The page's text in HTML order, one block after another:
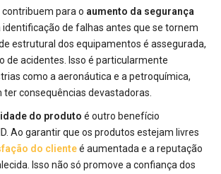
contribuem para o aumento da segurança
identificação de falhas antes que se tornem
estrutural dos equipamentos é assegurada,
de acidentes. Isso é particularmente
como a aeronáutica e a petroquímica,
consequências devastadoras.
do produto é outro benefício
Ao garantir que os produtos estejam livres
do clienteé aumentada e a reputação
Isso não só promove a confiança dos